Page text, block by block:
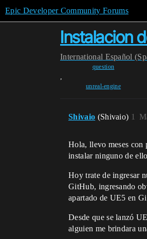
Epic Developer Community Forums
Instalacion
International Español
question
,
unreal-engine
Shivaio (Shivaio) 1
Hola, llevo meses con
instalar ninguno de
Hoy trate de ingresar
GitHub, ingresando
apartado de UE5 en
Desde que se lanzó
alguien me brindara